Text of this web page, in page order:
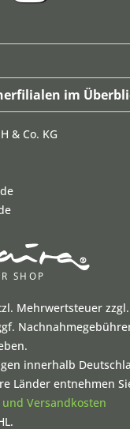
im
& Co. KG
Mehrwertsteuer zzgl.
innerhalb
Länder entnehmen
Versandkosten